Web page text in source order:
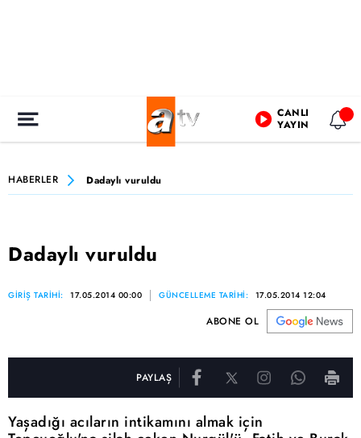
CANLI
YAYIN
HABERLER Dadaylı vuruldu
Dadaylı vuruldu
GİRİŞ TARİHİ: 17.05.2014 00:00 GÜNCELLEME TARİHİ: 17.05.2014 12:04
ABONE OL
PAYLAŞ
Yaşadığı acıların intikamını almak için